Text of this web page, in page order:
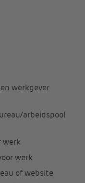
werkgever
arbeidspool
werk
werk
of website